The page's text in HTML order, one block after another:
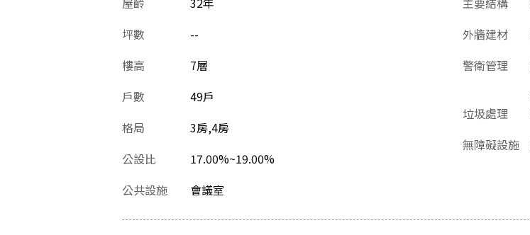
坪數
--
樓高
7層
戶數
49戶
格局
3房,4房
公設比
17.00%~19.00%
外牆建材
警衛管理
垃圾處理
無障礙設施
公共設施 會議室